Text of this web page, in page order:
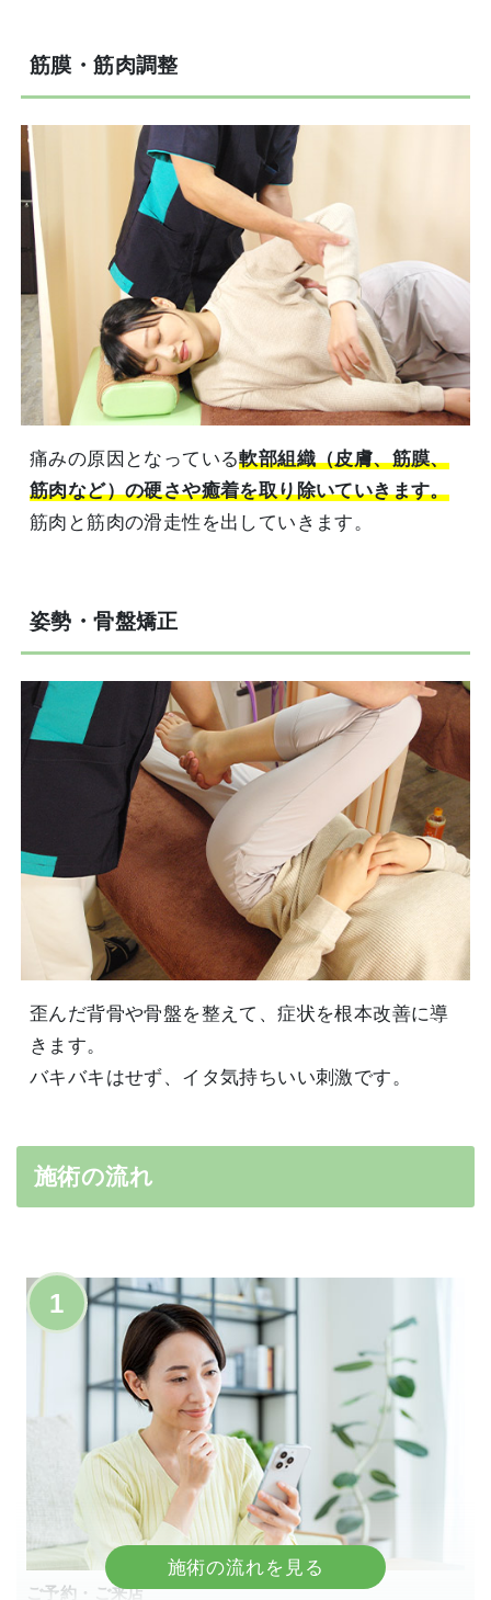
筋膜・筋肉調整
痛みの原因となっている軟部組織（皮膚、筋膜、
筋肉など）の硬さや癒着を取り除いていきます。
筋肉と筋肉の滑走性を出していきます。
姿勢・骨盤矯正
歪んだ背骨や骨盤を整えて、症状を根本改善に導
きます。
バキバキはせず、イタ気持ちいい刺激です。
施術の流れ
1
ご予約・ご来店